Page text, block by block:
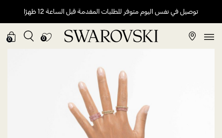
توصيل في نفس اليوم متوفر للطلبات المقدمة قبل الساعة 12 ظهرًا
0
0